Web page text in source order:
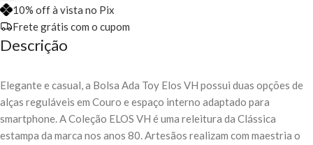
10% off à vista no Pix
Frete grátis com o cupom
Descrição
Elegante e casual, a Bolsa Ada Toy Elos VH possui duas opções de
alças reguláveis em Couro e espaço interno adaptado para
smartphone. A Coleção ELOS VH é uma releitura da Clássica
estampa da marca nos anos 80. Artesãos realizam com maestria o